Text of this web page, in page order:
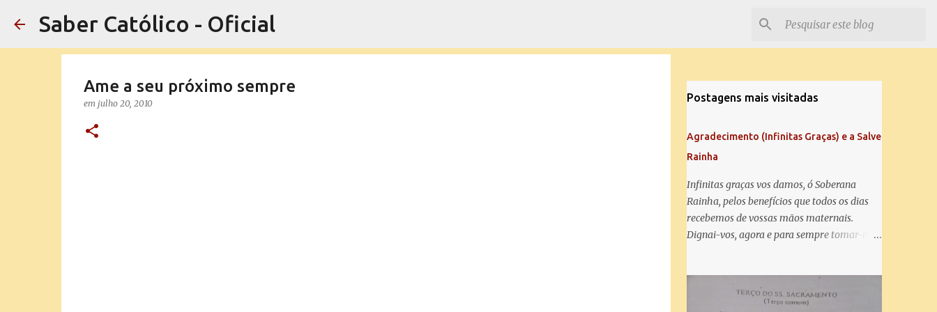
Saber Católico - Oficial
Ame a seu próximo sempre
em julho 20, 2010 Postagens mais visitadas
Agradecimento (Infinitas Graças) e a Salve
Rainha
Infinitas graças vos damos, ó Soberana
Rainha, pelos benefícios que todos os dias
recebemos de vossas mãos maternais.
Dignai-vos, agora e para sempre tomar-nos
Salve Rainha: Salve Rainha , Mãe de
misericórdia, vida, doçura, esperança nossa,